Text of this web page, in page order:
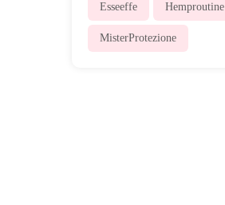
Esseeffe Hemproutine
MisterProtezione